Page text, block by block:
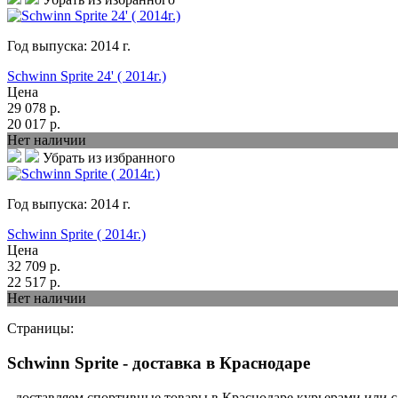
Год выпуска: 2014 г.
Schwinn Sprite 24' ( 2014г.)
Цена
29 078 р.
20 017 р.
Нет наличии
Убрать из избранного
Год выпуска: 2014 г.
Schwinn Sprite ( 2014г.)
Цена
32 709 р.
22 517 р.
Нет наличии
Страницы:
Schwinn Sprite - доставка в Краснодаре